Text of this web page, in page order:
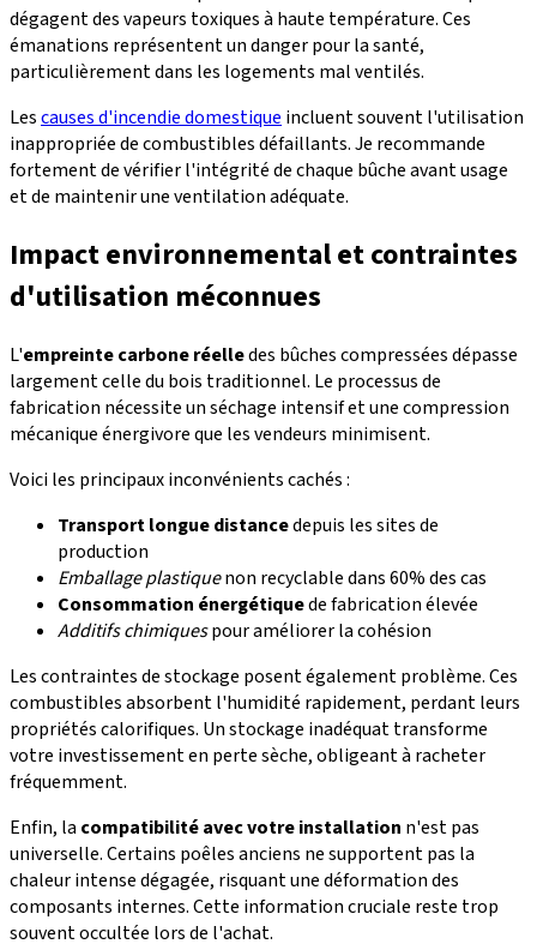
dégagent des vapeurs toxiques à haute température. Ces
émanations représentent un danger pour la santé,
particulièrement dans les logements mal ventilés.
Lescauses d'incendie domestiqueincluent souvent l'utilisation
inappropriée de combustibles défaillants. Je recommande
fortement de vérifier l'intégrité de chaque bûche avant usage
et de maintenir une ventilation adéquate.
Impact environnemental et contraintes
d'utilisation méconnues
L'empreinte carbone réelledes bûches compressées dépasse
largement celle du bois traditionnel. Le processus de
fabrication nécessite un séchage intensif et une compression
mécanique énergivore que les vendeurs minimisent.
Voici les principaux inconvénients cachés :
Transport longue distancedepuis les sites de
production
Emballage plastiquenon recyclable dans 60% des cas
Consommation énergétiquede fabrication élevée
Additifs chimiquespour améliorer la cohésion
Les contraintes de stockage posent également problème. Ces
combustibles absorbent l'humidité rapidement, perdant leurs
propriétés calorifiques. Un stockage inadéquat transforme
votre investissement en perte sèche, obligeant à racheter
fréquemment.
Enfin, la compatibilité avec votre installation n'est pas
universelle. Certains poêles anciens ne supportent pas la
chaleur intense dégagée, risquant une déformation des
composants internes. Cette information cruciale reste trop
souvent occultée lors de l'achat.